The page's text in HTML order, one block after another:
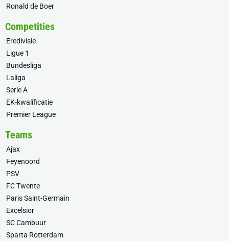
Ronald de Boer
Competities
Eredivisie
Ligue 1
Bundesliga
Laliga
Serie A
EK-kwalificatie
Premier League
Teams
Ajax
Feyenoord
PSV
FC Twente
Paris Saint-Germain
Excelsior
SC Cambuur
Sparta Rotterdam